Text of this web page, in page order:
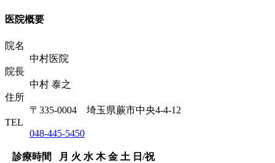
医院概要
院名
中村医院
院長
中村 泰之
住所
〒335-0004 埼玉県蕨市中央4-4-12
TEL
048-445-5450
診療時間 月 火 水 木 金 土 日/祝